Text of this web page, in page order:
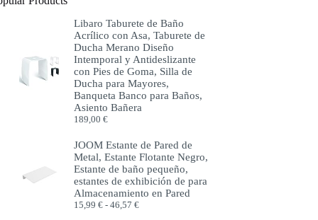
Libaro Taburete de Baño
Acrílico con Asa, Taburete de
Ducha Merano Diseño
Intemporal y Antideslizante
con Pies de Goma, Silla de
Ducha para Mayores,
Banqueta Banco para Baños,
Asiento Bañera
189,00€
JOOM Estante de Pared de
Metal, Estante Flotante Negro,
Estante de baño pequeño,
estantes de exhibición de para
Almacenamiento en Pared
15,99€ - 46,57€Rango